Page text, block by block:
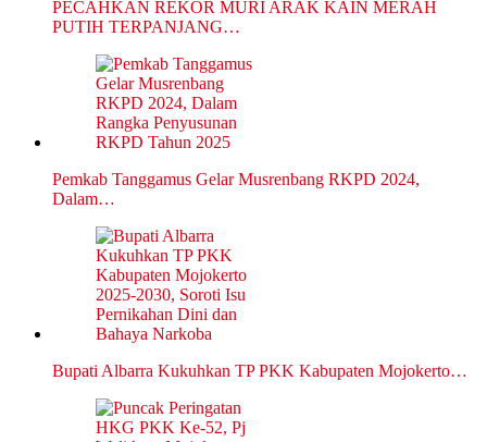
PECAHKAN REKOR MURI ARAK KAIN MERAH
PUTIH TERPANJANG…
Pemkab Tanggamus Gelar Musrenbang RKPD 2024,
Dalam…
Bupati Albarra Kukuhkan TP PKK Kabupaten Mojokerto…